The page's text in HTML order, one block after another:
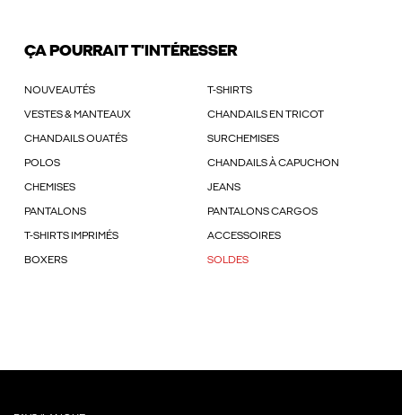
ÇA POURRAIT T'INTÉRESSER
NOUVEAUTÉS T-SHIRTS
VESTES & MANTEAUX CHANDAILS EN TRICOT
CHANDAILS OUATÉS SURCHEMISES
POLOS CHANDAILS À CAPUCHON
CHEMISES JEANS
PANTALONS PANTALONS CARGOS
T-SHIRTS IMPRIMÉS ACCESSOIRES
BOXERS SOLDES